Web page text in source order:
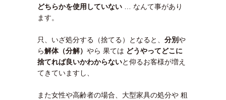
どちらかを使用していない … なんて事があり
ます。
只、いざ処分する（捨てる）となると、 分別や
ら解体（分解） やら 果ては どうやってどこに
捨てれば良いかわからないと仰るお客様が増え
てきていますし、
また女性や高齢者の場合、大型家具の処分や 粗